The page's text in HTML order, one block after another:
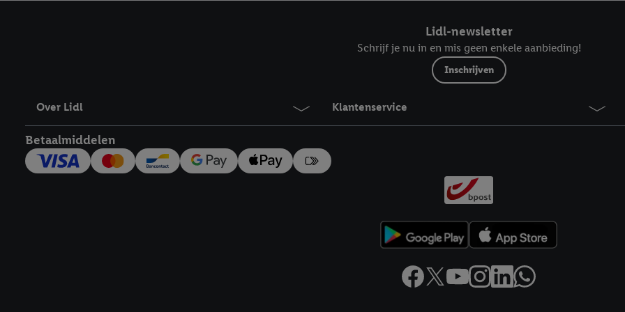
Lidl-newsletter
Schrijf je nu in en mis geen enkele aanbieding!
Inschrijven
Over Lidl Klantenservice
Betaalmiddelen